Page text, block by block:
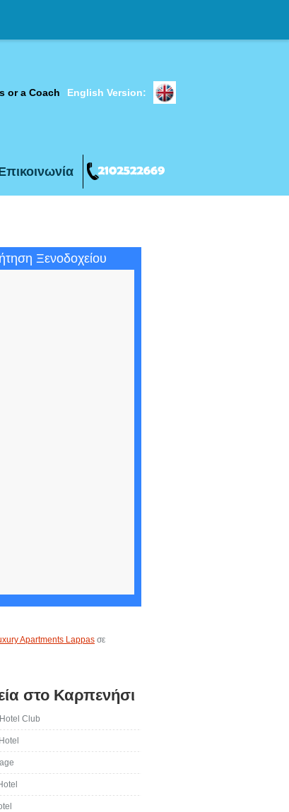
or a Coach English Version:
Ξενοδοχείου
Apartments Lappas σε
στο Καρπενήσι
Club